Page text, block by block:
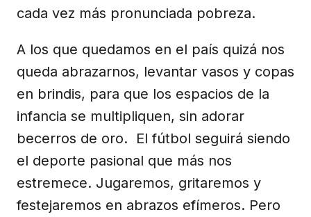
cada vez más pronunciada pobreza.
A los que quedamos en el país quizá nos
queda abrazarnos, levantar vasos y copas
en brindis, para que los espacios de la
infancia se multipliquen, sin adorar
becerros de oro. El fútbol seguirá siendo
el deporte pasional que más nos
estremece. Jugaremos, gritaremos y
festejaremos en abrazos efímeros. Pero